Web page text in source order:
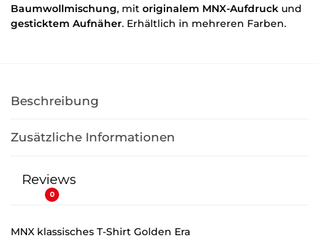
Baumwollmischung, mit originalem MNX-Aufdruck und
gesticktem Aufnäher. Erhältlich in mehreren Farben.
Beschreibung
Zusätzliche Informationen
Reviews
0
MNX klassisches T-Shirt Golden Era